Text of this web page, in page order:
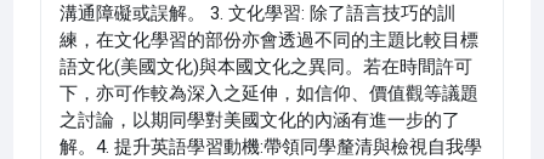
溝通障礙或誤解。 3. 文化學習: 除了語言技巧的訓
練，在文化學習的部份亦會透過不同的主題比較目標
語文化(美國文化)與本國文化之異同。若在時間許可
下，亦可作較為深入之延伸，如信仰、價值觀等議題
之討論，以期同學對美國文化的內涵有進一步的了
解。4. 提升英語學習動機:帶領同學釐清與檢視自我學